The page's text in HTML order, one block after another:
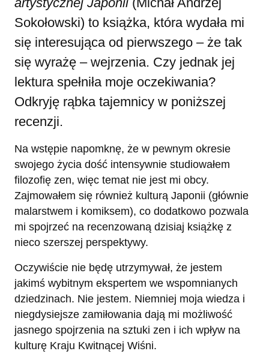
Sokołowski) to książka, która wydała mi
się interesująca od pierwszego – że tak
się wyrażę – wejrzenia. Czy jednak jej
lektura spełniła moje oczekiwania?
Odkryję rąbka tajemnicy w poniższej
recenzji.
Na wstępie napomknę, że w pewnym okresie
swojego życia dość intensywnie studiowałem
filozofię zen, więc temat nie jest mi obcy.
Zajmowałem się również kulturą Japonii (głównie
malarstwem i komiksem), co dodatkowo pozwala
mi spojrzeć na recenzowaną dzisiaj książkę z
nieco szerszej perspektywy.
Oczywiście nie będę utrzymywał, że jestem
jakimś wybitnym ekspertem we wspomnianych
dziedzinach. Nie jestem. Niemniej moja wiedza i
niegdysiejsze zamiłowania dają mi możliwość
jasnego spojrzenia na sztuki zen i ich wpływ na
kulturę Kraju Kwitnącej Wiśni.